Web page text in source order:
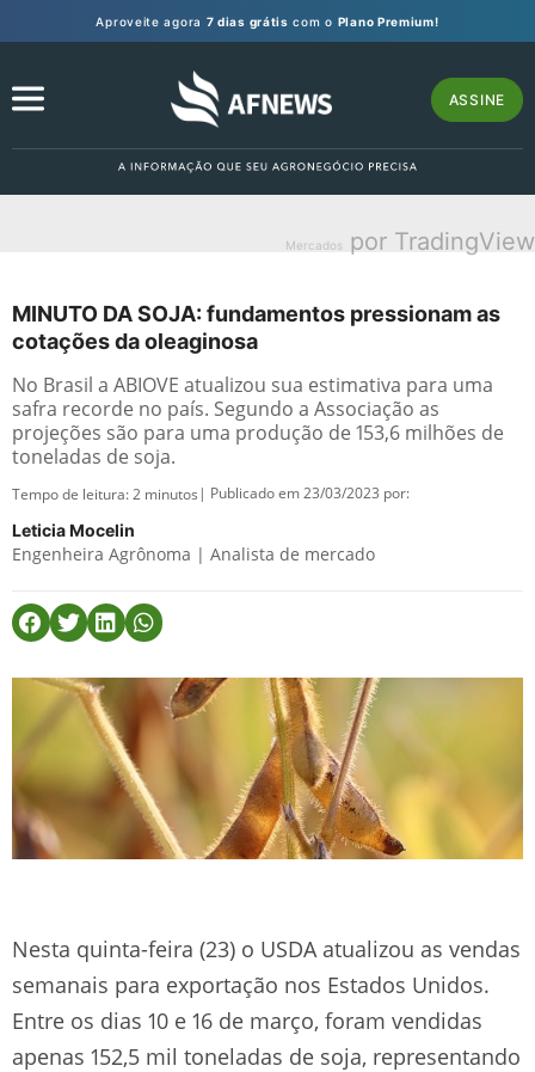
Aproveite agora 7 dias grátis com o Plano Premium!
ASSINE
Mercados por TradingView
MINUTO DA SOJA: fundamentos pressionam as
cotações da oleaginosa
No Brasil a ABIOVE atualizou sua estimativa para uma
safra recorde no país. Segundo a Associação as
projeções são para uma produção de 153,6 milhões de
toneladas de soja.
Tempo de leitura:2 minutos | Publicado em 23/03/2023 por:
Leticia Mocelin
Engenheira Agrônoma | Analista de mercado
Nesta quinta-feira (23) o USDA atualizou as vendas
semanais para exportação nos Estados Unidos.
Entre os dias 10 e 16 de março, foram vendidas
apenas 152,5 mil toneladas de soja, representando